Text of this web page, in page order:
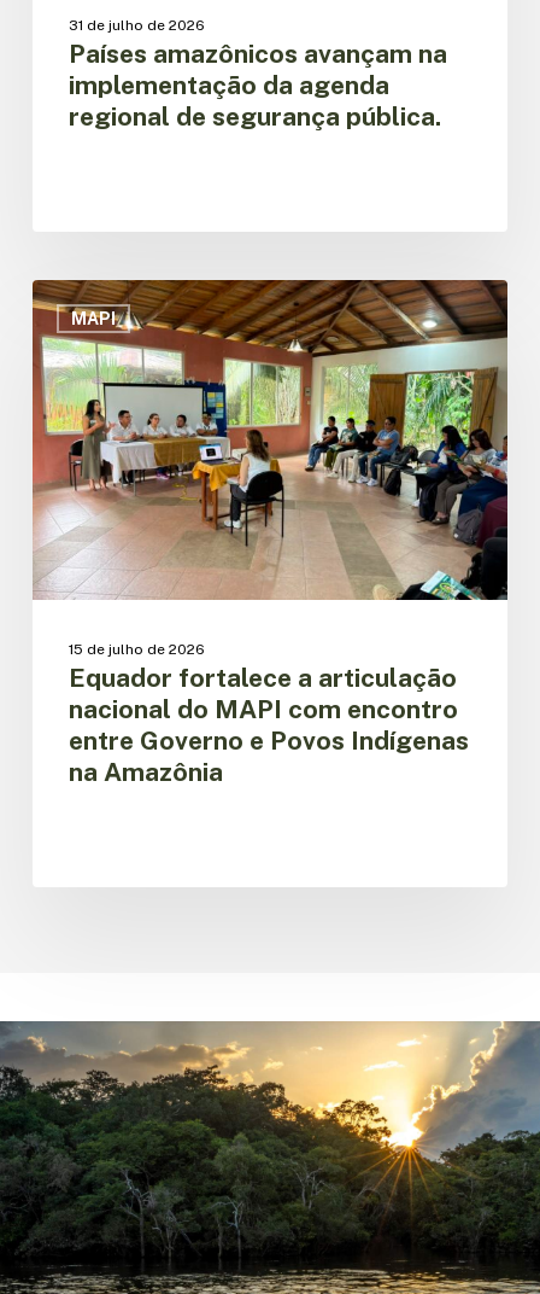
31 de julho de 2026
Países amazônicos avançam na
implementação da agenda
regional de segurança pública.
MAPI
Equador
fortalece
articulação
nacional
do
MAPI
com
encontro
entre
Governo
e
Amazônia
15 de julho de 2026
Equador fortalece a articulação
nacional do MAPI com encontro
entre Governo e Povos Indígenas
na Amazônia